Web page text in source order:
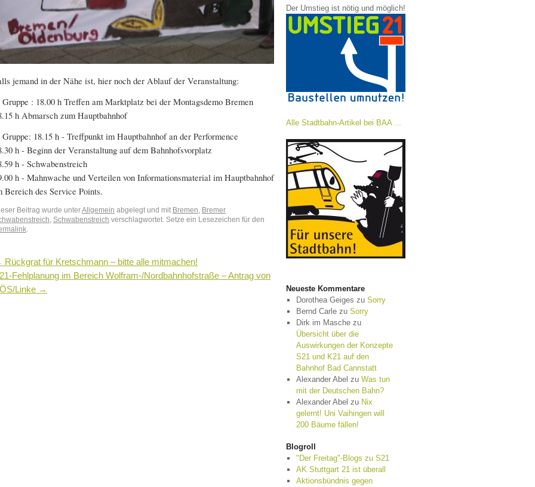
jemand in der Nähe ist, hier noch der Ablauf der Veranstaltung:
Gruppe : 18.00 h Treffen am Marktplatz bei der Montagsdemo Bremen
h Abmarsch zum Hauptbahnhof
Gruppe: 18.15 h - Treffpunkt im Hauptbahnhof an der Performence
h - Beginn der Veranstaltung auf dem Bahnhofsvorplatz
h - Schwabenstreich
h - Mahnwache und Verteilen von Informationsmaterial im Hauptbahnhof
Bereich des Service Points.
Beitrag wurde unter Allgemein abgelegt und mit Bremen
Bremer
Schwabenstreich verschlagwortet. Setze ein Lesezeichen für den
Rückgrat für Kretschmann – bitte alle mitmachen!
Fehlplanung im Bereich Wolfram-/Nordbahnhofstraße – Antrag von
Linke →
Der Umstieg ist nötig und möglich!
Alle Stadtbahn-Artikel bei BAA ...
Neueste Kommentare
Dorothea Geiges zu Sorry
Bernd Carlezu Sorry
Dirk im Maschezu
Übersicht über die
Auswirkungen der Konzepte
S21 und K21 auf den
Bahnhof Bad Cannstatt
Alexander Abel zu Was tun
mit der Deutschen Bahn?
Alexander Abel zu Nix
gelernt! Uni Vaihingen will
200 Bäume fällen!
Blogroll
"Der Freitag"-Blogs zu S21
AK Stuttgart 21 ist überall
Aktionsbündnis gegen